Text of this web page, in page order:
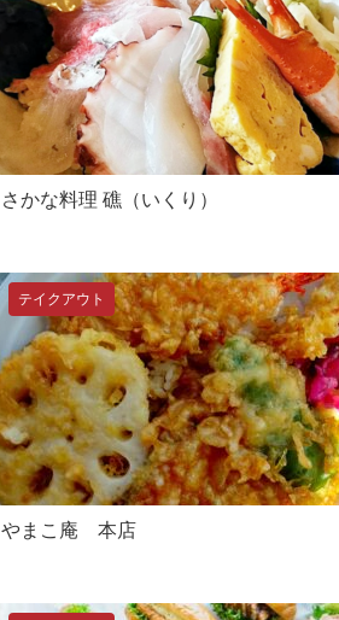
さかな料理 礁（いくり）
テイクアウト
やまこ庵 本店